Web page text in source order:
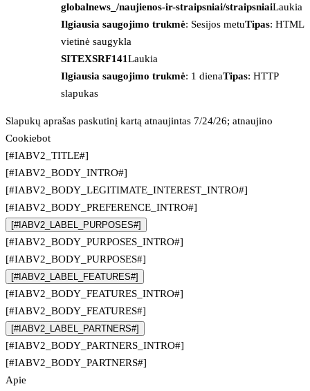
globalnews_/naujienos-ir-straipsniai/straipsniaiLaukia
Ilgiausia saugojimo trukmė: Sesijos metuTipas: HTML
vietinė saugykla
SITEXSRF141Laukia
Ilgiausia saugojimo trukmė: 1 dienaTipas: HTTP
slapukas
Slapukų aprašas paskutinį kartą atnaujintas 7/24/26; atnaujino
Cookiebot
[#IABV2_TITLE#]
[#IABV2_BODY_INTRO#]
[#IABV2_BODY_LEGITIMATE_INTEREST_INTRO#]
[#IABV2_BODY_PREFERENCE_INTRO#]
[#IABV2_LABEL_PURPOSES#]
[#IABV2_BODY_PURPOSES_INTRO#]
[#IABV2_BODY_PURPOSES#]
[#IABV2_LABEL_FEATURES#]
[#IABV2_BODY_FEATURES_INTRO#]
[#IABV2_BODY_FEATURES#]
[#IABV2_LABEL_PARTNERS#]
[#IABV2_BODY_PARTNERS_INTRO#]
[#IABV2_BODY_PARTNERS#]
Apie